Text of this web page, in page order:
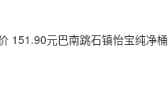
151.90元巴南跳石镇怡宝纯净桶